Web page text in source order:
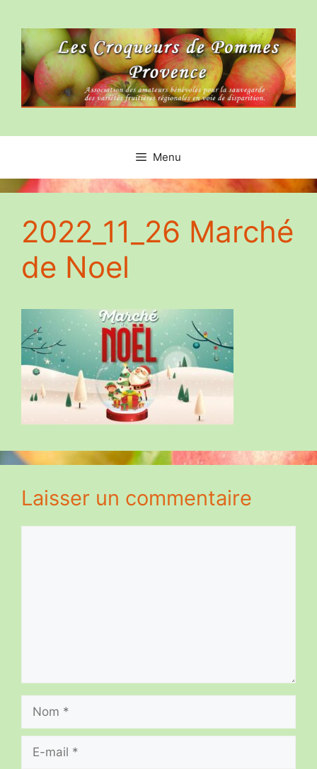
contenu
Menu
2022_11_26 Marché
de Noel
Laisser un commentaire
mail